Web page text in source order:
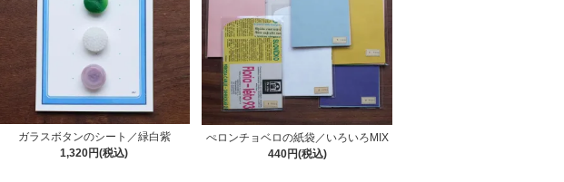
ガラスボタンのシート／緑白紫
1,320円(税込)
ぺロンチョベロの紙袋／いろいろMIX
440円(税込)